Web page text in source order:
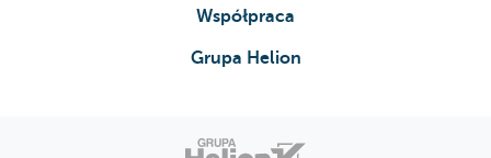
Współpraca
Grupa Helion